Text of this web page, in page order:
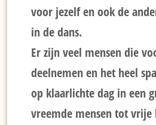
voor jezelf en ook de
in de dans.
Er zijn veel mensen die
deelnemen en het heel
op klaarlichte dag in een
vreemde mensen tot vrije